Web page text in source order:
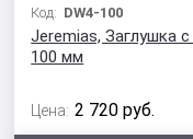
Код: DW4-100
Jeremias, Заглушка
100 мм
Цена: 2 720 руб.